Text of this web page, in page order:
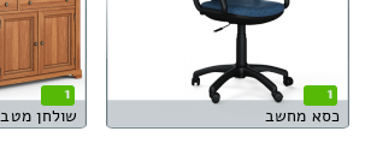
1
כסא מחשב
1
שולחן